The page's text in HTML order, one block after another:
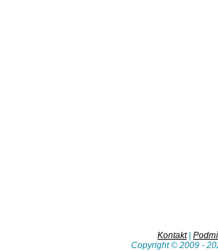
Kontakt|
Copyright © 2009 -